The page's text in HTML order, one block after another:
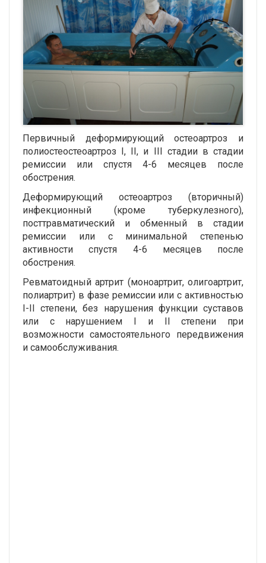
Первичный деформирующий остеоартроз и
полиостеостеоартроз I, II, и III стадии в стадии
ремиссии или спустя 4-6 месяцев после
обострения.
Деформирующий остеоартроз (вторичный)
инфекционный (кроме туберкулезного),
посттравматический и обменный в стадии
ремиссии или с минимальной степенью
активности спустя 4-6 месяцев после
обострения.
Ревматоидный артрит (моноартрит, олигоартрит,
полиартрит) в фазе ремиссии или с активностью
I-II степени, без нарушения функции суставов
или с нарушением I и II степени при
возможности самостоятельного передвижения
и самообслуживания.